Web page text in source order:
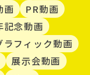
画
PR動画
記念動画
ラフィック動画
展示会動画